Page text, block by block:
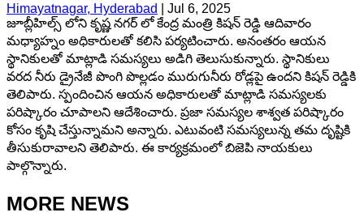
Himayatnagar, Hyderabad
Jul 6, 2025
జూబ్లీహిల్స్ లోని కృష్ణ నగర్ లో కేంద్ర మంత్రి కిషన్ రెడ్డి ఆదివారం
మధ్యాహ్నం అధికారులతో కలిసి పర్యటించారు. అనంతరం ఆయన
స్థానికులతో మాట్లాడి సమస్యలు అడిగి తెలుసుకున్నారు. స్థానికులు
వరద నీరు డ్రైనేజీ పొంగి పొల్లడం మురుగునీరు రోడ్లపై ఉందని కిషన్ రెడ్డికి
తెలిపారు. స్పందించిన ఆయన అధికారులతో మాట్లాడి సమస్యలకు
పరిష్కారం చూపాలని ఆదేశించారు. ప్రజా సమస్యల శాశ్వత పరిష్కారం
కోసం కృషి చేస్తున్నామని అన్నారు. ఎటువంటి సమస్యలున్న తమ దృష్టికి
తీసుకురావాలని తెలిపారు. ఈ కార్యక్రమంలో బిజెపి నాయకులు
పాల్గొన్నారు.
MORE NEWS